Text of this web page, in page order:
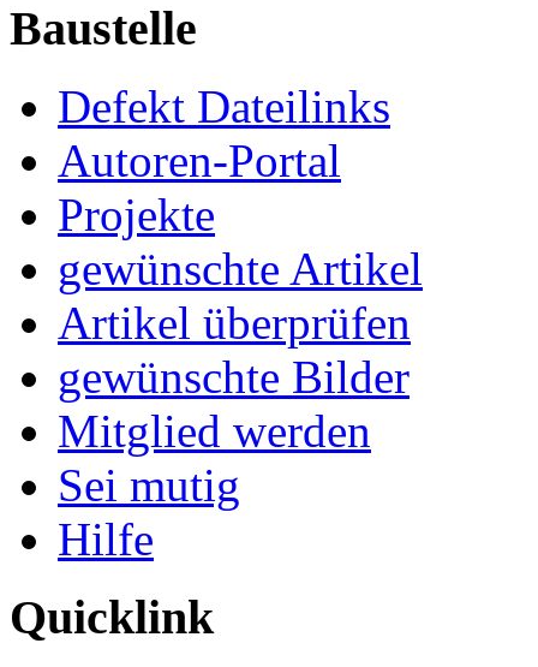
Baustelle
Defekt Dateilinks
Autoren-Portal
Projekte
gewünschte Artikel
Artikel überprüfen
gewünschte Bilder
Mitglied werden
Sei mutig
Hilfe
Quicklink